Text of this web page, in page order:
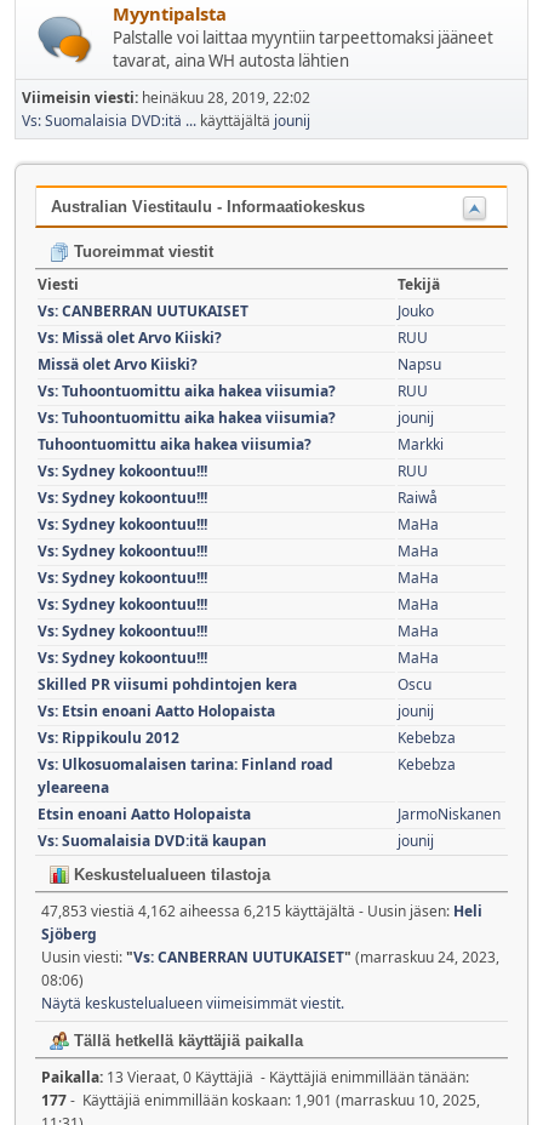
Myyntipalsta
Palstalle voi laittaa myyntiin tarpeettomaksi jääneet
tavarat, aina WH autosta lähtien
Viimeisin viesti: heinäkuu 28, 2019, 22:02
Vs: Suomalaisia DVD:itä ... käyttäjältä jounij
Australian Viestitaulu - Informaatiokeskus
Tuoreimmat viestit
Viesti
Tekijä
Vs: CANBERRAN UUTUKAISET
Jouko
Vs: Missä olet Arvo Kiiski?
RUU
Missä olet Arvo Kiiski?
Napsu
Vs: Tuhoontuomittu aika hakea viisumia?
RUU
Vs: Tuhoontuomittu aika hakea viisumia?
jounij
Tuhoontuomittu aika hakea viisumia?
Markki
Vs: Sydney kokoontuu!!!
RUU
Vs: Sydney kokoontuu!!!
Raiwå
Vs: Sydney kokoontuu!!!
MaHa
Vs: Sydney kokoontuu!!!
MaHa
Vs: Sydney kokoontuu!!!
MaHa
Vs: Sydney kokoontuu!!!
MaHa
Vs: Sydney kokoontuu!!!
MaHa
Vs: Sydney kokoontuu!!!
MaHa
Skilled PR viisumi pohdintojen kera
Oscu
Vs: Etsin enoani Aatto Holopaista
jounij
Vs: Rippikoulu 2012
Kebebza
Vs: Ulkosuomalaisen tarina: Finland road
yleareena
Kebebza
Etsin enoani Aatto Holopaista
JarmoNiskanen
Vs: Suomalaisia DVD:itä kaupan
jounij
Keskustelualueen tilastoja
47,853 viestiä 4,162 aiheessa 6,215 käyttäjältä - Uusin jäsen: Heli
Sjöberg
Uusin viesti:"Vs: CANBERRAN UUTUKAISET" (marraskuu 24, 2023,
08:06)
Näytä keskustelualueen viimeisimmät viestit.
Tällä hetkellä käyttäjiä paikalla
Paikalla: 13 Vieraat, 0 Käyttäjiä - Käyttäjiä enimmillään tänään:
177- Käyttäjiä enimmillään koskaan: 1,901 (marraskuu 10, 2025,